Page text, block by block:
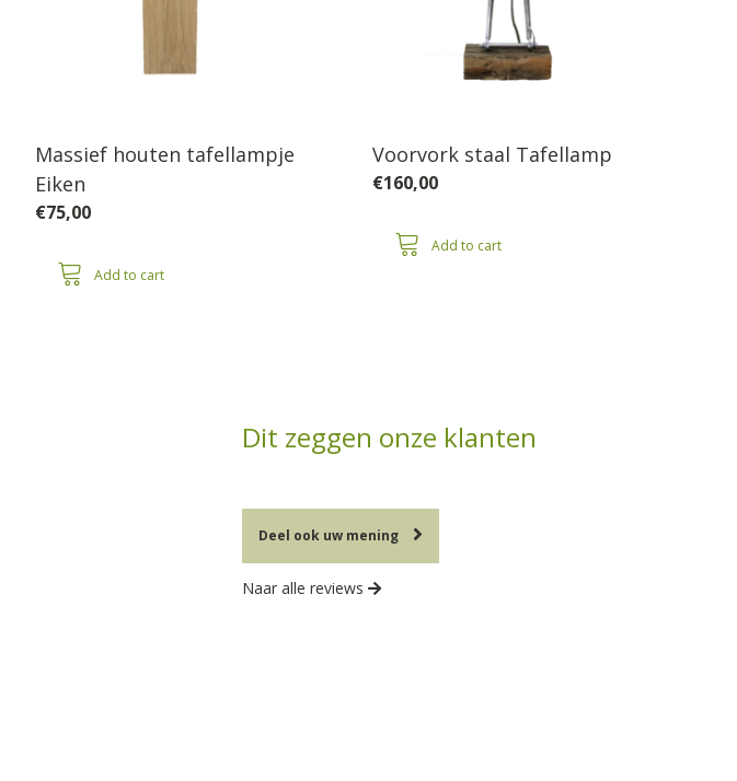
Massief houten tafellampje
Eiken
€75,00
Add to cart
Voorvork staal Tafellamp
€160,00
Add to cart
Dit zeggen onze klanten
Deel ook uw mening
Naar alle reviews